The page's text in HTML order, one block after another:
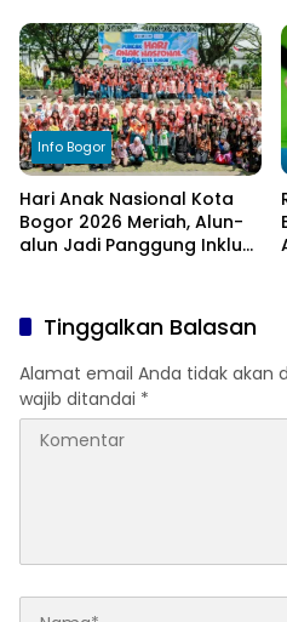
Terdampak Kekeringan
Info Bogor
Hari Anak Nasional Kota
Bogor 2026 Meriah, Alun-
alun Jadi Panggung Inklusi
Tinggalkan Balasan
Alamat email Anda tidak akan
wajib ditandai *